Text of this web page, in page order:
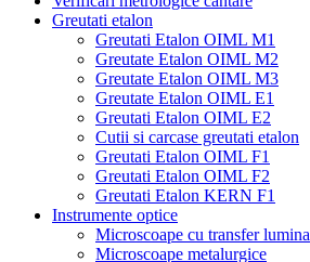
Greutati etalon
Greutati Etalon OIML M1
Greutate Etalon OIML M2
Greutate Etalon OIML M3
Greutate Etalon OIML E1
Greutati Etalon OIML E2
Cutii si carcase greutati etalon
Greutati Etalon OIML F1
Greutati Etalon OIML F2
Greutati Etalon KERN F1
Instrumente optice
Microscoape cu transfer lumina
Microscoape metalurgice